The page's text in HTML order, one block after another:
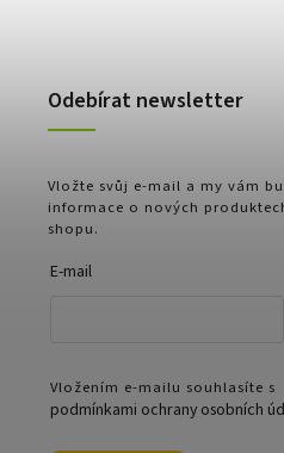
Odebírat newsletter
Vložte svůj e-mail a my vám
informace o nových
shopu.
E-mail
Vložením e-mailu souhlasíte s
podmínkami ochrany osobních